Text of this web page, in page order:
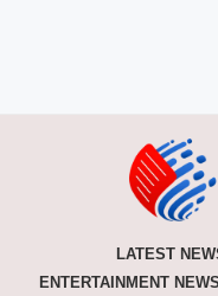
LATEST
ENTERTAINMENT NEWS